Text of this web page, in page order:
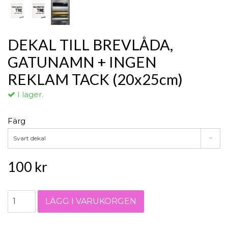
DEKAL TILL BREVLÅDA,
GATUNAMN + INGEN
REKLAM TACK (20x25cm)
I lager.
Färg
Svart dekal
100 kr